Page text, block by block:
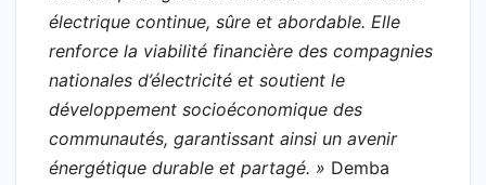
électrique continue, sûre et abordable. Elle
renforce la viabilité financière des compagnies
nationales d’électricité et soutient le
développement socioéconomique des
communautés, garantissant ainsi un avenir
énergétique durable et partagé. » Demba